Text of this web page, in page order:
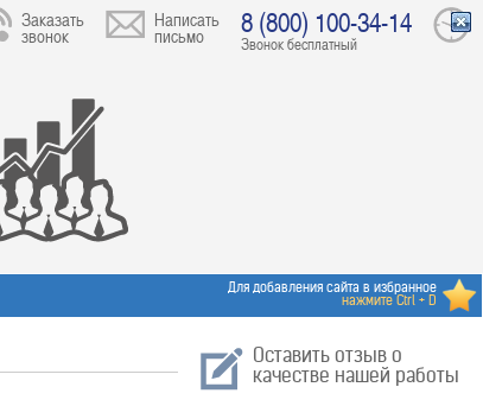
Заказать
звонок
Написать
письмо 8 (800) 100-34-14
Звонок бесплатный
Для добавления сайта в избранное
нажмите Ctrl + D
Оставить отзыв о
качестве нашей работы